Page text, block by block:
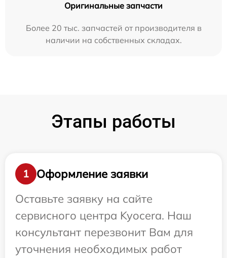
Оригинальные запчасти
Более 20 тыс. запчастей от производителя в
наличии на собственных складах.
Этапы работы
1
Оформление заявки
Оставьте заявку на сайте
сервисного центра Kyocera. Наш
консультант перезвонит Вам для
уточнения необходимых работ